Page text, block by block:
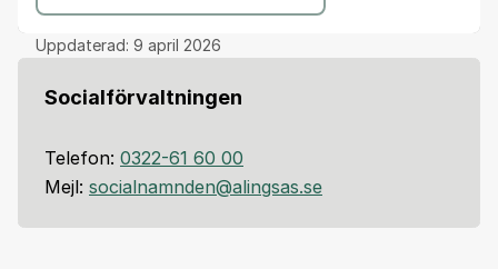
Uppdaterad: 9 april 2026
Socialförvaltningen
Telefon: 0322-61 60 00
Mejl: socialnamnden@alingsas.se